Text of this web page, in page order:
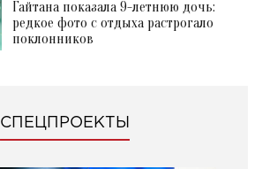
Гайтана показала 9-летнюю дочь:
редкое фото с отдыха растрогало
поклонников
СПЕЦПРОЕКТЫ